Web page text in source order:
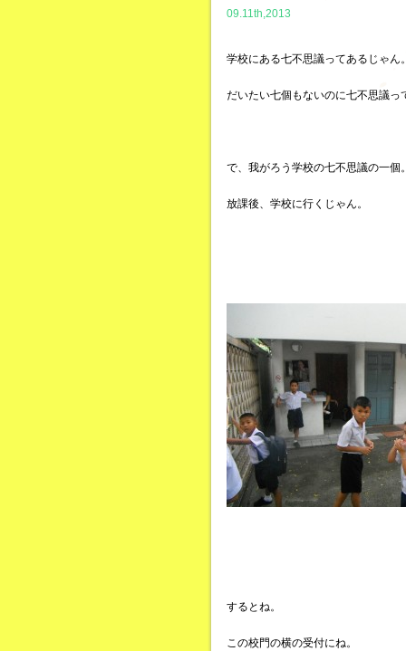
09.11th,2013
学校にある七不思議ってあるじゃん
だいたい七個もないのに七不思議
で、我がろう学校の七不思議の一個
放課後、学校に行くじゃん。
するとね。
この校門の横の受付にね。